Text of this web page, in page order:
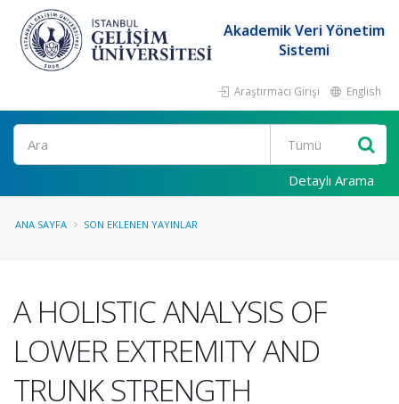
Akademik Veri Yönetim
Sistemi
Araştırmacı Girişi English
Ara
Detaylı Arama
ANA SAYFA SON EKLENEN YAYINLAR
A HOLISTIC ANALYSIS OF
LOWER EXTREMITY AND
TRUNK STRENGTH